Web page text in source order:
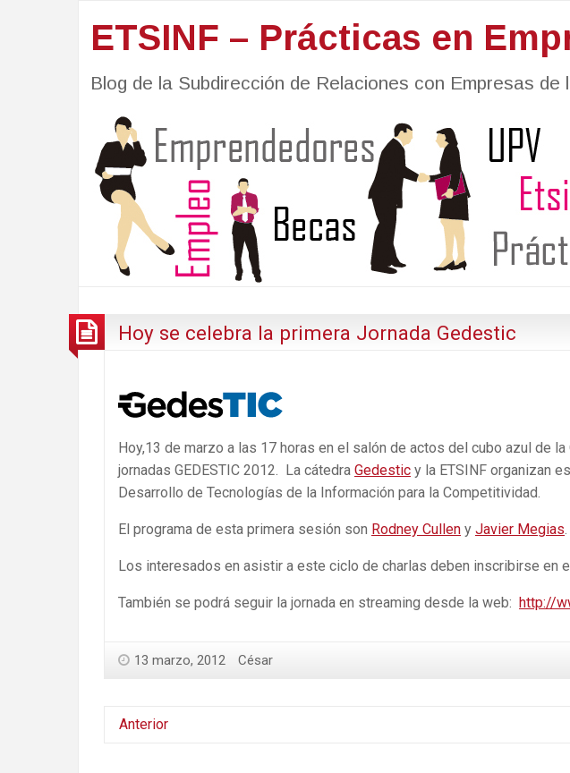
ETSINF – Prácticas en
Blog de la Subdirección de Relaciones con Empresas de
Hoy se celebra la primera Jornada Gedestic
Hoy,13 de marzo a las 17 horas en el salón de actos del cubo azul de
jornadas GEDESTIC 2012. La cátedra Gedestic y la ETSINF organizan
Desarrollo de Tecnologías de la Información para la Competitividad.
El programa de esta primera sesión son Rodney Cullen y Javier Megias
Los interesados en asistir a este ciclo de charlas deben inscribirse en
También se podrá seguir la jornada en streaming desde la web: http://
13 marzo, 2012 César
Anterior